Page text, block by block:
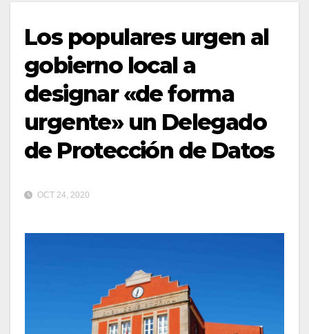
Los populares urgen al
gobierno local a
designar «de forma
urgente» un Delegado
de Protección de Datos
OCT 24, 2020